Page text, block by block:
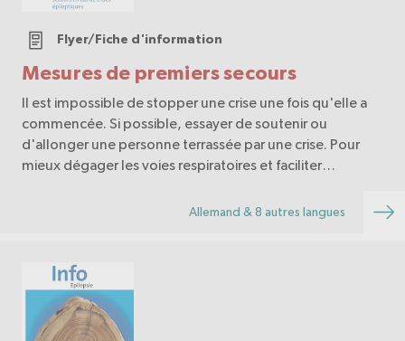
Mesures de premiers secours
Flyer/Fiche d'information
Il est impossible de stopper une crise une fois qu'elle a
commencée. Si possible, essayer de soutenir ou
d'allonger une personne terrassée par une crise. Pour
mieux dégager les voies respiratoires et faciliter
Allemand & 8 autres langues